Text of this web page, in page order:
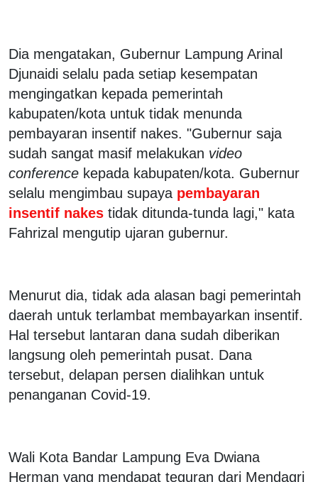
Dia mengatakan, Gubernur Lampung Arinal
Djunaidi selalu pada setiap kesempatan
mengingatkan kepada pemerintah
kabupaten/kota untuk tidak menunda
pembayaran insentif nakes. "Gubernur saja
sudah sangat masif melakukan video
conference kepada kabupaten/kota. Gubernur
selalu mengimbau supaya pembayaran
insentif nakes tidak ditunda-tunda lagi," kata
Fahrizal mengutip ujaran gubernur.
Menurut dia, tidak ada alasan bagi pemerintah
daerah untuk terlambat membayarkan insentif.
Hal tersebut lantaran dana sudah diberikan
langsung oleh pemerintah pusat. Dana
tersebut, delapan persen dialihkan untuk
penanganan Covid-19.
Wali Kota Bandar Lampung Eva Dwiana
Herman yang mendapat teguran dari Mendagri